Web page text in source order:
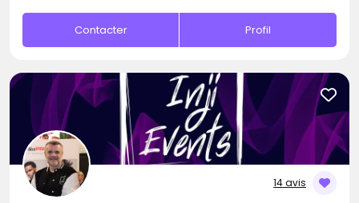
Contacter Profil
14 avis